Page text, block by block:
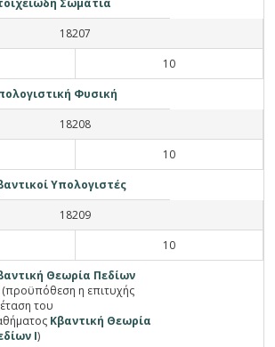
Σωμάτια
18207
10
Φυσική
18208
10
Υπολογιστές
18209
10
Θεωρία Πεδίων
(προϋπόθεση η επιτυχής
του
Κβαντική Θεωρία
Ι)